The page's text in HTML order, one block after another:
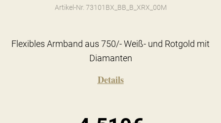
Artikel-Nr. 73101BX_BB_B_XRX_00M
Flexibles Armband aus 750/- Weiß- und Rotgold mit
Diamanten
Details